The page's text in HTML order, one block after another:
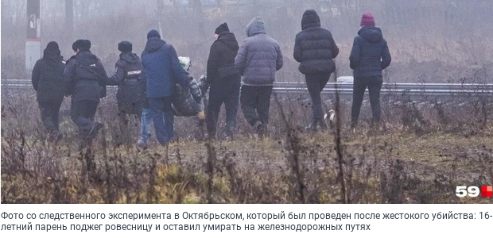
Фото со следственного эксперимента в Октябрьском, который был проведен после жестокого убийства: 16-
летний парень поджег ровесницу и оставил умирать на железнодорожных путях